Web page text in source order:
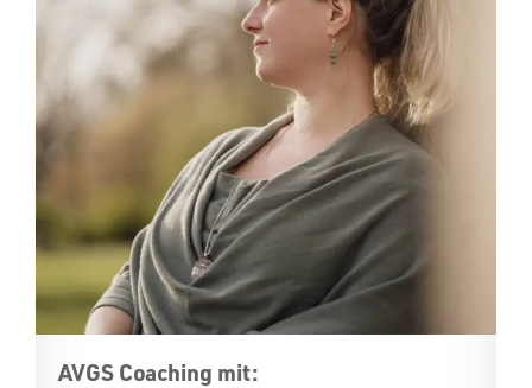
AVGS Coaching mit: